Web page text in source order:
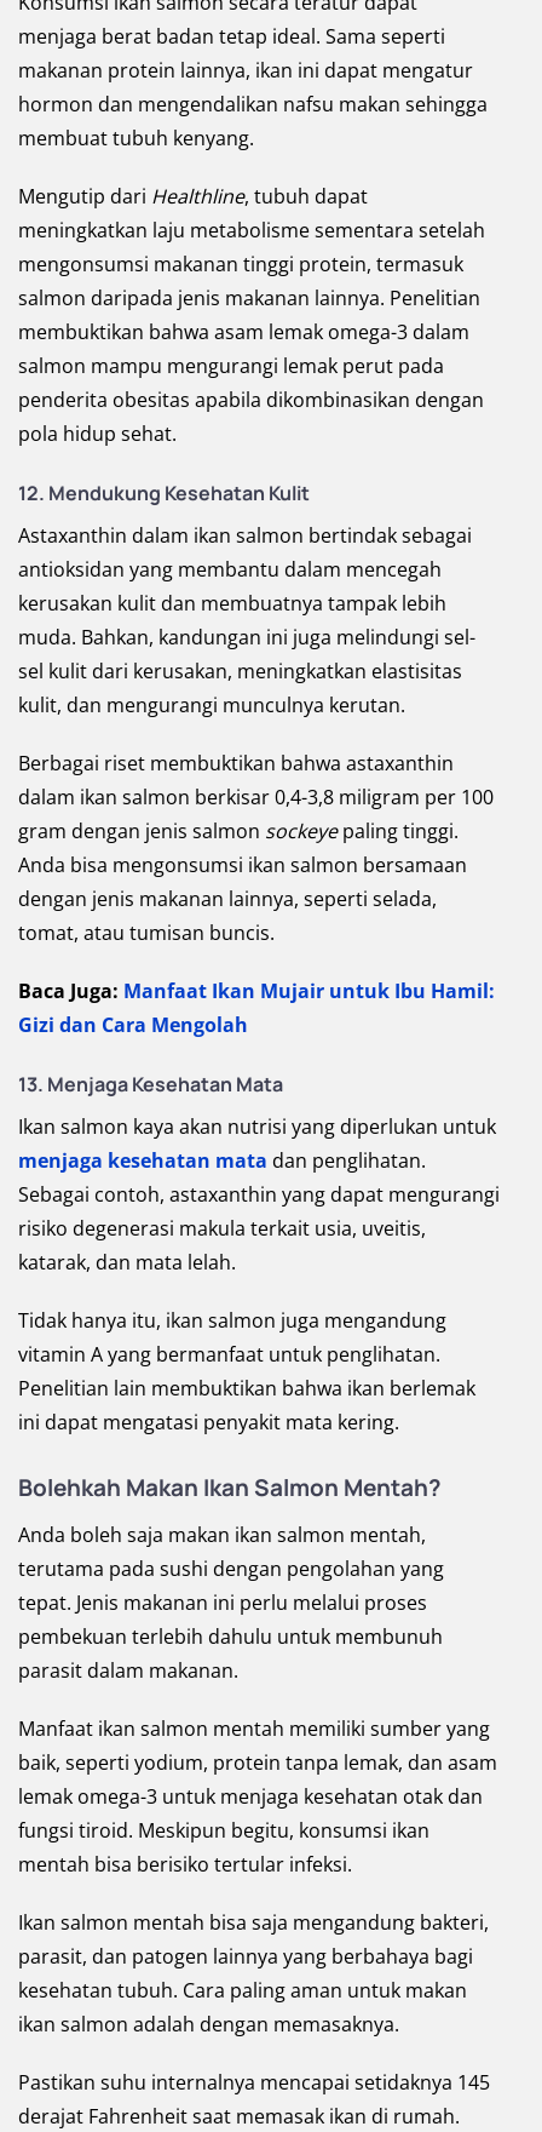
menjaga berat badan tetap ideal. Sama seperti
makanan protein lainnya, ikan ini dapat mengatur
hormon dan mengendalikan nafsu makan sehingga
membuat tubuh kenyang.
Mengutip dari Healthline, tubuh dapat
meningkatkan laju metabolisme sementara setelah
mengonsumsi makanan tinggi protein, termasuk
salmon daripada jenis makanan lainnya. Penelitian
membuktikan bahwa asam lemak omega-3 dalam
salmon mampu mengurangi lemak perut pada
penderita obesitas apabila dikombinasikan dengan
pola hidup sehat.
12. Mendukung Kesehatan Kulit
Astaxanthin dalam ikan salmon bertindak sebagai
antioksidan yang membantu dalam mencegah
kerusakan kulit dan membuatnya tampak lebih
muda. Bahkan, kandungan ini juga melindungi sel-
sel kulit dari kerusakan, meningkatkan elastisitas
kulit, dan mengurangi munculnya kerutan.
Berbagai riset membuktikan bahwa astaxanthin
dalam ikan salmon berkisar 0,4-3,8 miligram per 100
gram dengan jenis salmon sockeyepaling tinggi.
Anda bisa mengonsumsi ikan salmon bersamaan
dengan jenis makanan lainnya, seperti selada,
tomat, atau tumisan buncis.
Baca Juga: Manfaat Ikan Mujair untuk Ibu Hamil:
Gizi dan Cara Mengolah
13. Menjaga Kesehatan Mata
Ikan salmon kaya akan nutrisi yang diperlukan untuk
menjaga kesehatan mata dan penglihatan.
Sebagai contoh, astaxanthin yang dapat mengurangi
risiko degenerasi makula terkait usia, uveitis,
katarak, dan mata lelah.
Tidak hanya itu, ikan salmon juga mengandung
vitamin A yang bermanfaat untuk penglihatan.
Penelitian lain membuktikan bahwa ikan berlemak
ini dapat mengatasi penyakit mata kering.
Bolehkah Makan Ikan Salmon Mentah?
Anda boleh saja makan ikan salmon mentah,
terutama pada sushi dengan pengolahan yang
tepat. Jenis makanan ini perlu melalui proses
pembekuan terlebih dahulu untuk membunuh
parasit dalam makanan.
Manfaat ikan salmon mentah memiliki sumber yang
baik, seperti yodium, protein tanpa lemak, dan asam
lemak omega-3 untuk menjaga kesehatan otak dan
fungsi tiroid. Meskipun begitu, konsumsi ikan
mentah bisa berisiko tertular infeksi.
Ikan salmon mentah bisa saja mengandung bakteri,
parasit, dan patogen lainnya yang berbahaya bagi
kesehatan tubuh. Cara paling aman untuk makan
ikan salmon adalah dengan memasaknya.
Pastikan suhu internalnya mencapai setidaknya 145
derajat Fahrenheit saat memasak ikan di rumah.